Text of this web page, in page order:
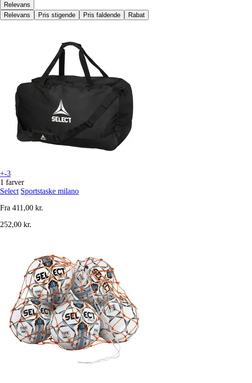
Relevans
Relevans
Pris stigende Pris faldende Rabat
+-3
1 farver
Select Sportstaske milano
Fra 411,00 kr.
252,00 kr.